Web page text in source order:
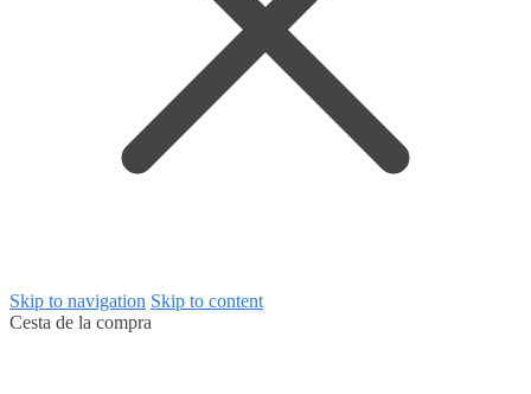
Skip to navigation Skip to content
Cesta de la compra